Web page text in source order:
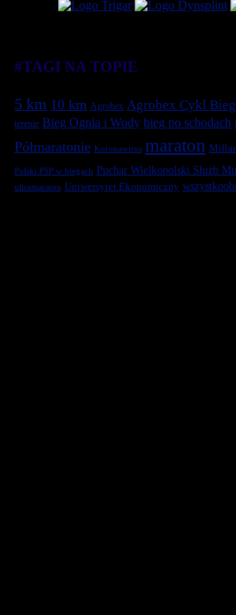
#TAGI NA TOPIE
5 km 10 km Agrobex Agrobex Cykl
terenie Bieg Ognia i Wody bieg po schodach
Półmaratonie Koronawirus maraton
Polski PSP w biegach Puchar Wielkopolski Służb
ultramaraton Uniwersytet Ekonomiczny